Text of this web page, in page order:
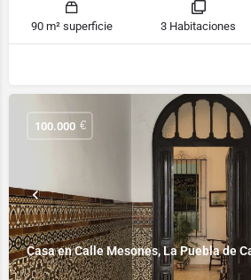
90 m² superficie 3 Habitaciones
Casa en Calle Mesones, La Puebla de
100.000 €